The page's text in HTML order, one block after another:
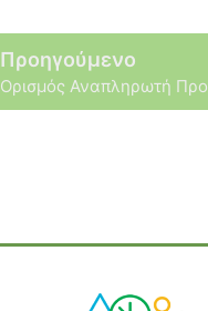
Προηγούμενο
Ορισμός Αναπληρωτή